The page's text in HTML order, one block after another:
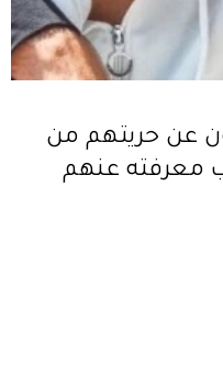
عن حريتهم من
معرفته عنهم